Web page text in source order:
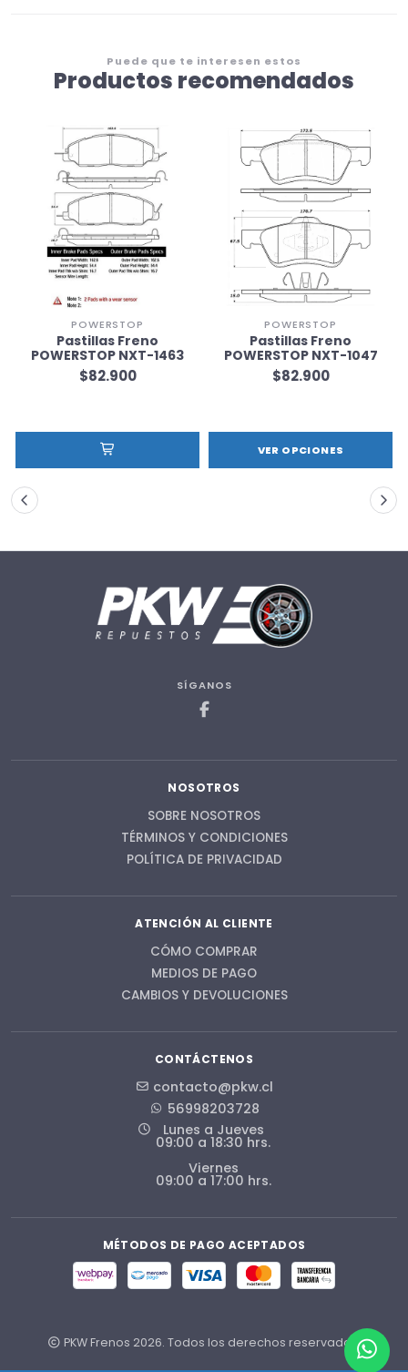
Puede que te interesen estos
Productos recomendados
POWERSTOP
Pastillas Freno
POWERSTOP NXT-1463
$82.900
POWERSTOP
Pastillas Freno
POWERSTOP NXT-1047
$82.900
VER OPCIONES
SÍGANOS
NOSOTROS
SOBRE NOSOTROS
TÉRMINOS Y CONDICIONES
POLÍTICA DE PRIVACIDAD
ATENCIÓN AL CLIENTE
CÓMO COMPRAR
MEDIOS DE PAGO
CAMBIOS Y DEVOLUCIONES
CONTÁCTENOS
contacto@pkw.cl
56998203728
Lunes a Jueves
09:00 a 18:30 hrs.
Viernes
09:00 a 17:00 hrs.
MÉTODOS DE PAGO ACEPTADOS
PKW Frenos 2026. Todos los derechos reservados.